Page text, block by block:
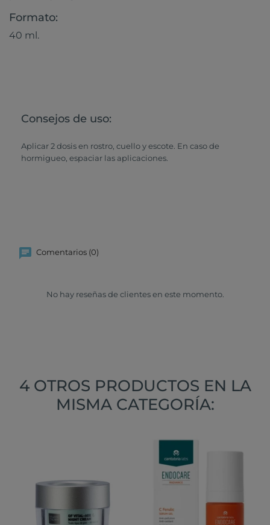
Formato:
40 ml.
Consejos de uso:
Aplicar 2 dosis en rostro, cuello y escote. En caso de
hormigueo, espaciar las aplicaciones.
Comentarios (0)
No hay reseñas de clientes en este momento.
4 OTROS PRODUCTOS EN LA
MISMA CATEGORÍA: